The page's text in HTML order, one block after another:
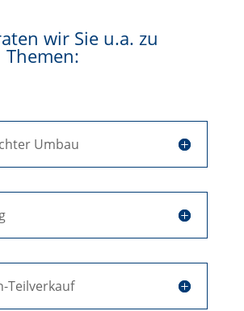
wir Sie u.a. zu
Umbau
Teilverkauf